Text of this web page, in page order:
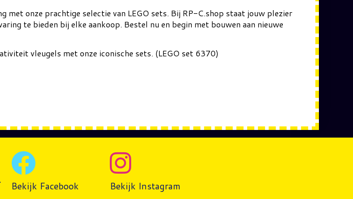
met onze prachtige selectie van LEGO sets. Bij RP-C.shop staat jouw plezier
te bieden bij elke aankoop. Bestel nu en begin met bouwen aan nieuwe
vleugels met onze iconische sets. (LEGO set 6370)
Bekijk Facebook Bekijk Instagram